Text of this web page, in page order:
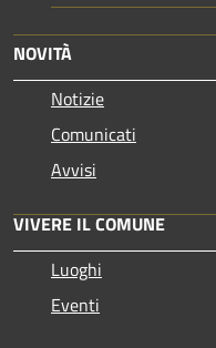
NOVITÀ
Notizie
Comunicati
Avvisi
VIVERE IL COMUNE
Luoghi
Eventi